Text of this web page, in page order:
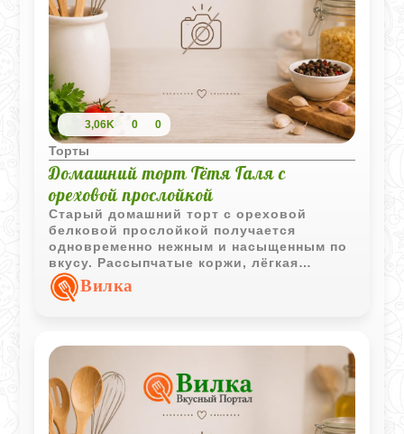
3,06K 0 0
Торты
Домашний торт Тётя Галя с
ореховой прослойкой
Старый домашний торт с ореховой
белковой прослойкой получается
одновременно нежным и насыщенным по
вкусу. Рассыпчатые коржи, лёгкая
ореховая масса и тонкая глазурь
создают ту самую атмосферу домашней
Вилка